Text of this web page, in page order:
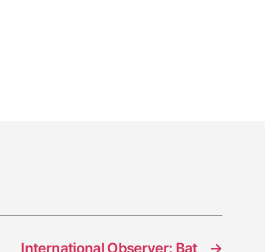
→
International Observer: Bat